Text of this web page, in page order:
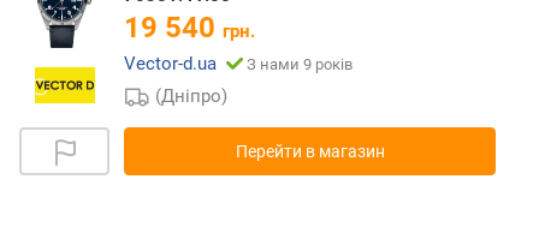
19 540 грн.
Vector-d.ua
З нами 9 років
(Дніпро)
Перейти в магазин